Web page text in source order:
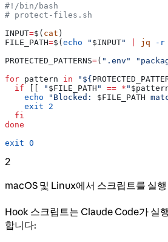
#!/bin/bash
# protect-files.sh
INPUT=$( cat )
FILE_PATH=$(echo " $INPUT" jq -r
PROTECTED_PATTERNS=( ".env"
for pattern in "${
  if
[[ " $FILE_PATH " == * "
    echo
"Blocked: $FILE_PATH
    exit
2
  fi
done
exit 0
2
macOS 및 Linux에서 스크립트를 실
Hook 스크립트는 Claude Code가 실
합니다: